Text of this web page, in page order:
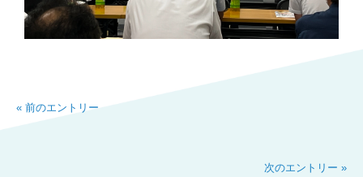
« 前のエントリー
次のエントリー »